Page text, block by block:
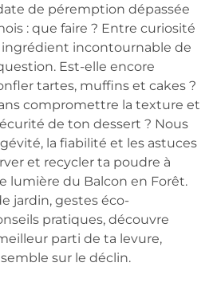
de péremption dépassée
: que faire ? Entre curiosité
incontournable de
Est-elle encore
tartes, muffins et cakes ?
compromettre la texture et
de ton dessert ? Nous
la fiabilité et les astuces
et recycler ta poudre à
lumière du Balcon en Forêt.
jardin, gestes éco-
pratiques, découvre
parti de ta levure,
sur le déclin.